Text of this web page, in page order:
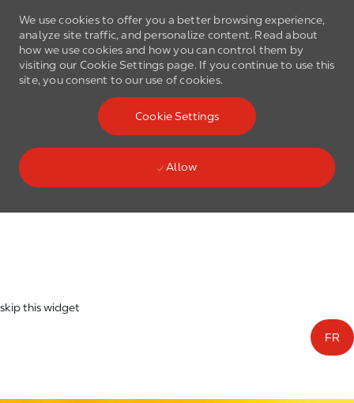
We use cookies to offer you a better browsing experience,
analyze site traffic, and personalize content. Read about
how we use cookies and how you can control them by
visiting our Cookie Settings page. If you continue to use this
site, you consent to our use of cookies.
Cookie Settings
Allow
Skip to main content
skip this widget
FR